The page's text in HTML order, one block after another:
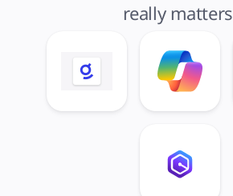
really